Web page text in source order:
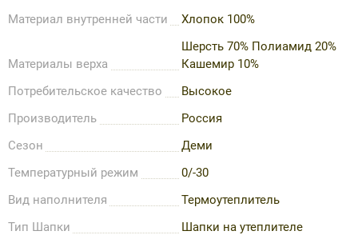
Материал внутренней части
Хлопок 100%
Материалы верха
Шерсть 70% Полиамид 20%
Кашемир 10%
Потребительское качество
Высокое
Производитель
Россия
Сезон
Деми
Температурный режим
0/-30
Вид наполнителя
Термоутеплитель
Тип Шапки
Шапки на утеплителе